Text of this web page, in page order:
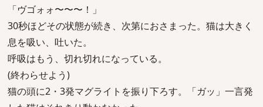
「ヴゴォォ〜〜〜！」
30秒ほどその状態が続き、次第におさまった。猫は大きく
息を吸い、吐いた。
呼吸はもう、切れ切れになっている。
(終わらせよう)
猫の頭に2・3発マグライトを振り下ろす。「ガッ」一言発